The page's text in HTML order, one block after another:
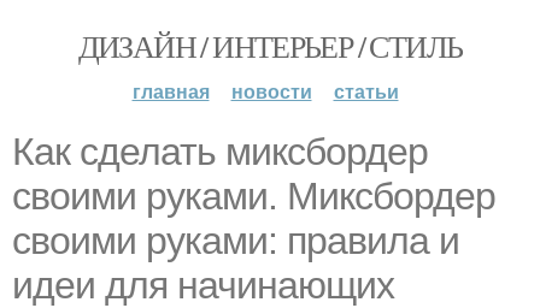
ДИЗАЙН / ИНТЕРЬЕР / СТИЛЬ
главная новости статьи
Как сделать миксбордер
своими руками. Миксбордер
своими руками: правила и
идеи для начинающих